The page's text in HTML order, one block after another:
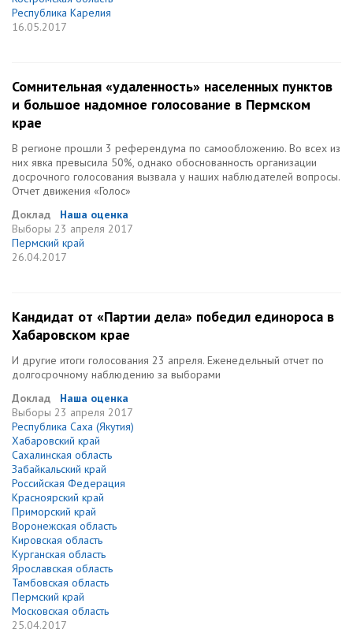
Республика Карелия
16.05.2017
Сомнительная «удаленность» населенных пунктов
и большое надомное голосование в Пермском
крае
В регионе прошли 3 референдума по самообложению. Во всех из
них явка превысила 50%, однако обоснованность организации
досрочного голосования вызвала у наших наблюдателей вопросы.
Отчет движения «Голос»
Доклад
Наша оценка
Выборы 23 апреля 2017
Пермский край
26.04.2017
Кандидат от «Партии дела» победил единороса в
Хабаровском крае
И другие итоги голосования 23 апреля. Еженедельный отчет по
долгосрочному наблюдению за выборами
Доклад
Наша оценка
Выборы 23 апреля 2017
Республика Саха (Якутия)
Хабаровский край
Сахалинская область
Забайкальский край
Российская Федерация
Красноярский край
Приморский край
Воронежская область
Кировская область
Курганская область
Ярославская область
Тамбовская область
Пермский край
Московская область
25.04.2017